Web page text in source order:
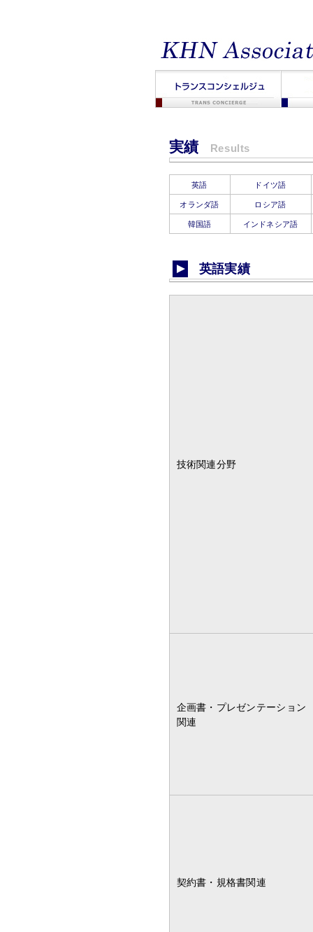
実績 Results
英語
ドイツ語
オランダ語
ロシア語
韓国語
インドネシア語
英語実績
技術関連分野
企画書・プレゼンテーション
関連
契約書・規格書関連